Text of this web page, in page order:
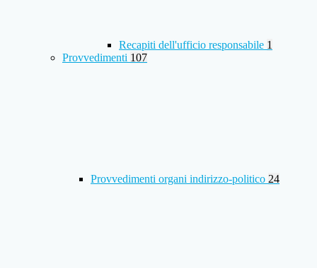
Recapiti dell'ufficio responsabile 1
Provvedimenti 107
Provvedimenti organi indirizzo-politico 24